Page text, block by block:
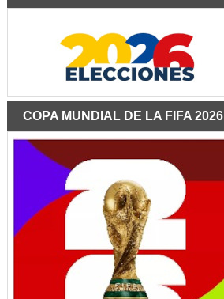
COPA MUNDIAL DE LA FIFA 2026